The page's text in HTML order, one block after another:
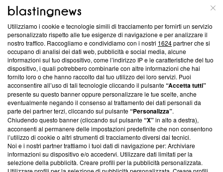
ABOUT
Questa sezione offre informazioni trasparenti su Blasting
News, sui nostri processi editoriali e su come ci impegniamo a
creare news di qualità. Inoltre, afferma la nostra aderenza a
‘Trust Project - News with Integrity’Blasting News non è
ancora membro del programma, ma ha richiesto di farne
parte; Trust Project non ha ancora effettuato una verifica di
conformità agli standard.
Su di noi
Team editoriale
Corporate
Redazione
Utilizziamo i cookie e tecnologie simili di tracciamento per fornirti un servizio
personalizzato rispetto alle tue esigenze di navigazione e per analizzare il
nostro traffico. Raccogliamo e condividiamo con i nostri 1624partner che si
occupano di analisi dei dati web, pubblicità e social media, alcune
informazioni sul tuo dispositivo, come l’indirizzo IP e le caratteristiche del tuo
dispositivo, i quali potrebbero combinarle con altre informazioni che hai
fornito loro o che hanno raccolto dal tuo utilizzo dei loro servizi. Puoi
acconsentire all’uso di tali tecnologie cliccando il pulsante“Accetta tutti”
presente su questo banner oppure personalizzare le tue scelte, anche
eventualmente negando il consenso al trattamento dei dati personali da
parte dei partner terzi, cliccando sul pulsante“Personalizza”.
Chiudendo questo banner (cliccando sul pulsante“X”in alto a destra),
acconsenti al permanere delle impostazioni predefinite che non consentono
l’utilizzo di cookie o altri strumenti di tracciamento diversi dai tecnici.
Noi e i nostri partner trattiamo i tuoi dati di navigazione per: Archiviare
informazioni su dispositivo e/o accedervi. Utilizzare dati limitati per la
selezione della pubblicità. Creare profili per la pubblicità personalizzata.